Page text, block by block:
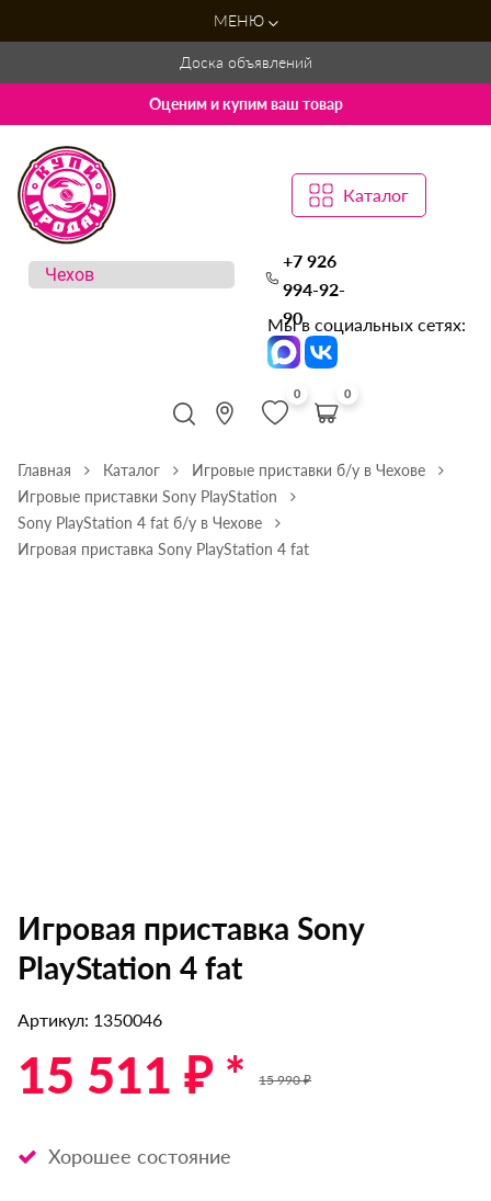
МЕНЮ
Доска объявлений
Оценим и купим ваш товар
Каталог
+7 926
994-92-
90
Мы в социальных сетях:
0 0
Главная Каталог
Игровые приставки б/у в Чехове
Игровые приставки Sony PlayStation
Sony PlayStation 4 fat б/у в Чехове
Игровая приставка Sony PlayStation 4 fat
Игровая приставка Sony
PlayStation 4 fat
Артикул: 1350046
15 511 ₽ * 15 990 ₽
Хорошее состояние